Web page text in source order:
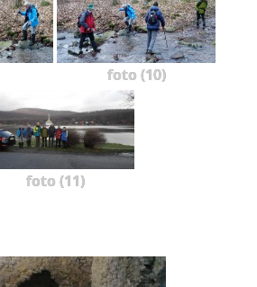
foto (10)
foto (11)